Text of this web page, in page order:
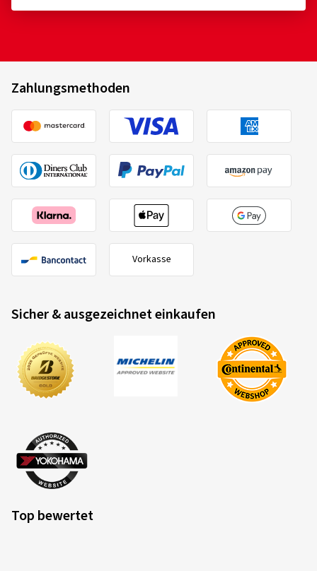
Zahlungsmethoden
Vorkasse
Sicher & ausgezeichnet einkaufen
Top bewertet